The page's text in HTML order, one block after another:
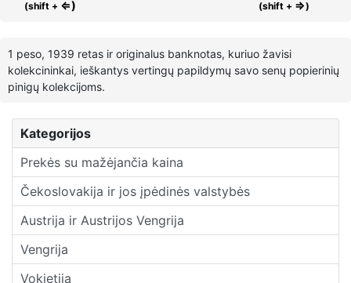
Kategorijos
Prekės su mažėjančia kaina
Čekoslovakija ir jos įpėdinės valstybės
Austrija ir Austrijos Vengrija
Vengrija
Vokietija
(shift + ⇐)
(shift + ⇒)
1 peso, 1939 retas ir originalus banknotas, kuriuo žavisi
kolekcininkai, ieškantys vertingų papildymų savo senų popierinių
pinigų kolekcijoms.